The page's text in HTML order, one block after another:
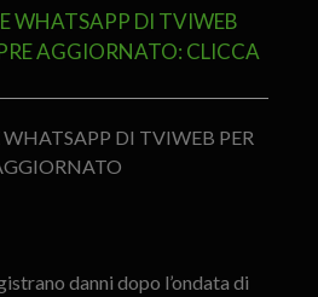
WHATSAPP DI TVIWEB
AGGIORNATO: CLICCA
DI TVIWEB PER
danni dopo l’ondata di